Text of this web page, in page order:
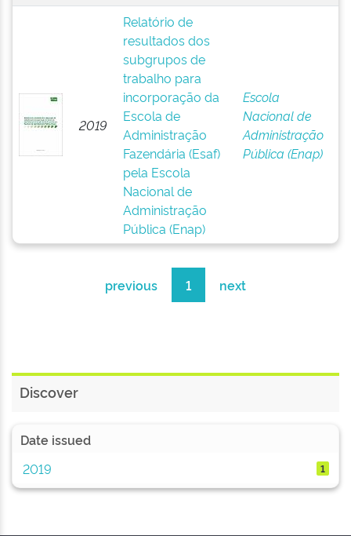
2019
Relatório de
resultados dos
subgrupos de
trabalho para
incorporação da
Escola de
Administração
Fazendária (Esaf)
pela Escola
Nacional de
Administração
Pública (Enap)
Escola
Nacional de
Administração
Pública (Enap)
previous 1 next
Discover
Date issued
2019
1